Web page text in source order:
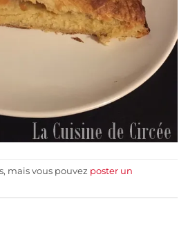
mais vous pouvez poster un